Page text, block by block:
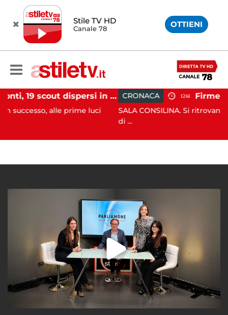
Stile TV HD
Canale 78 OTTIENI
Tramonti, 19 scout dispersi in montagna salvati dai vigili del fuoco
alle prime luci
CRONACA 12:41
SALA CONSILINA. Si ritrovano liquidatori e